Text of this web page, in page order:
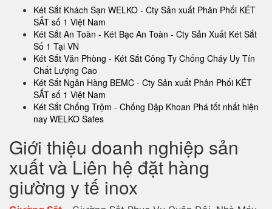
Két Sắt Khách Sạn WELKO - Cty Sản xuất Phân Phối KÉT
SẮT số 1 Việt Nam
Két Sắt An Toàn - Két Bạc An Toàn - Cty Sản Xuất Két Sắt
Số 1 Tại VN
Két Sắt Văn Phòng - Két Sắt Công Ty Chống Cháy Uy Tín
Chất Lượng Cao
Két Sắt Ngân Hàng BEMC - Cty Sản xuất Phân Phối KÉT
SẮT số 1 Việt Nam
Két Sắt Chống Trộm - Chống Đập Khoan Phá tốt nhất hiện
nay WELKO Safes
Giới thiệu doanh nghiệp sản
xuất và Liên hệ đặt hàng
giường y tế inox